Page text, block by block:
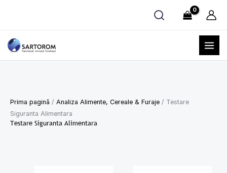
Prima pagină / Analiza Alimente, Cereale & Furaje / Testare
Siguranta Alimentara
Testare Siguranta Alimentara